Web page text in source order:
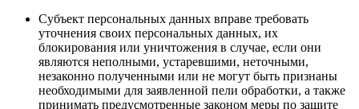
Субъект персональных данных вправе требовать
уточнения своих персональных данных, их
блокирования или уничтожения в случае, если они
являются неполными, устаревшими, неточными,
незаконно полученными или не могут быть признаны
необходимыми для заявленной пели обработки, а также
принимать предусмотренные законом меры по защите